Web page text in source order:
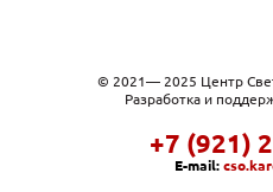
© 2021— 2025 Центр
Разработка и
+7 (921)
E-mail: